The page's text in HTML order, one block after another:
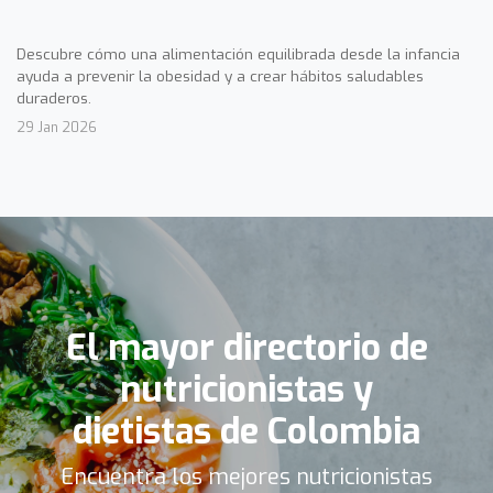
Descubre cómo una alimentación equilibrada desde la infancia
ayuda a prevenir la obesidad y a crear hábitos saludables
duraderos.
29 Jan 2026
El mayor directorio de
nutricionistas y
dietistas de Colombia
Encuentra los mejores nutricionistas